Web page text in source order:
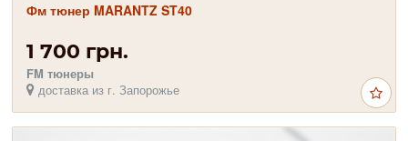
Фм тюнер MARANTZ ST40
1 700 грн.
FM тюнеры
доставка из г. Запорожье